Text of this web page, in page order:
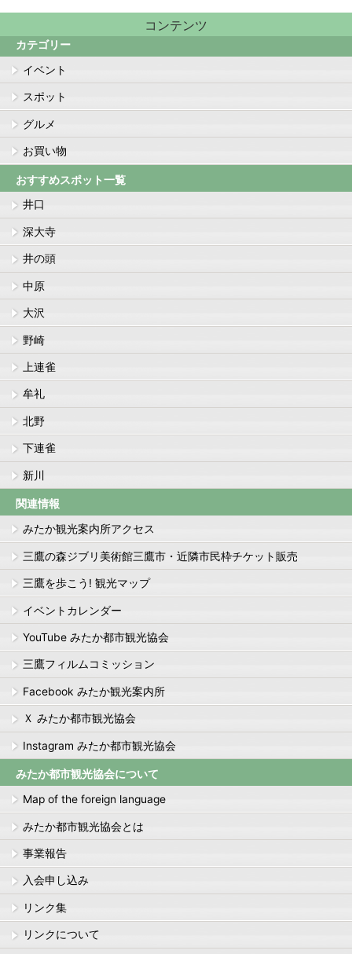
コンテンツ
カテゴリー
イベント
スポット
グルメ
お買い物
おすすめスポット一覧
井口
深大寺
井の頭
中原
大沢
野崎
上連雀
牟礼
北野
下連雀
新川
関連情報
みたか観光案内所アクセス
三鷹の森ジブリ美術館三鷹市・近隣市民枠チケット販売
三鷹を歩こう! 観光マップ
イベントカレンダー
YouTube みたか都市観光協会
三鷹フィルムコミッション
Facebook みたか観光案内所
Ｘ みたか都市観光協会
Instagram みたか都市観光協会
みたか都市観光協会について
Map of the foreign language
みたか都市観光協会とは
事業報告
入会申し込み
リンク集
リンクについて